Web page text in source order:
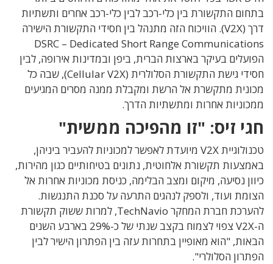
בתחום התקשורת בין כלי-רכב לבין כלי-רכב אחרים ותשתיות
דרך (V2X). הוויכוח הזה מתנהל בין חסידי התקשורת הישירה
DSRC – Dedicated Short Range Communications
הפועלים בעיקר בארצות הברית, ביפן ובמדינות אירופה, לבין
חסידי גישת התקשורת הסלולרית (Cellular V2X), שבה כל
מכונית מתקשרת אל הרשת ומקבלת ממנה מסרים המגיעים
ממכוניות אחרות ומתשתיות הדרך.
חגי זיס: "זו מהפיכה ממשית"
טכנולוגיית V2X מיועדת לאפשר למכוניות להעביר ביניהן,
באמצעות תקשורת אלחוטית, נתונים בטיחותיים כגון מהירות,
כיוון נסיעה, מיקום ומצב הבלימה, כניסת מכוניות אחרות אל
הצומת ועוד, ולספק לנהגים התרעה על סכנת התנגשות.
להערכת חברת המחקר TechNavio, למרות ששוק תקשורת
ה-V2X צפוי לצמוח בקצב שנתי של כ-29% בארבע השנים
הבאות, "הוא מאופיין בתחרות עזה בין הפתרון הישיר לבין
הפתרון הסלולרי".